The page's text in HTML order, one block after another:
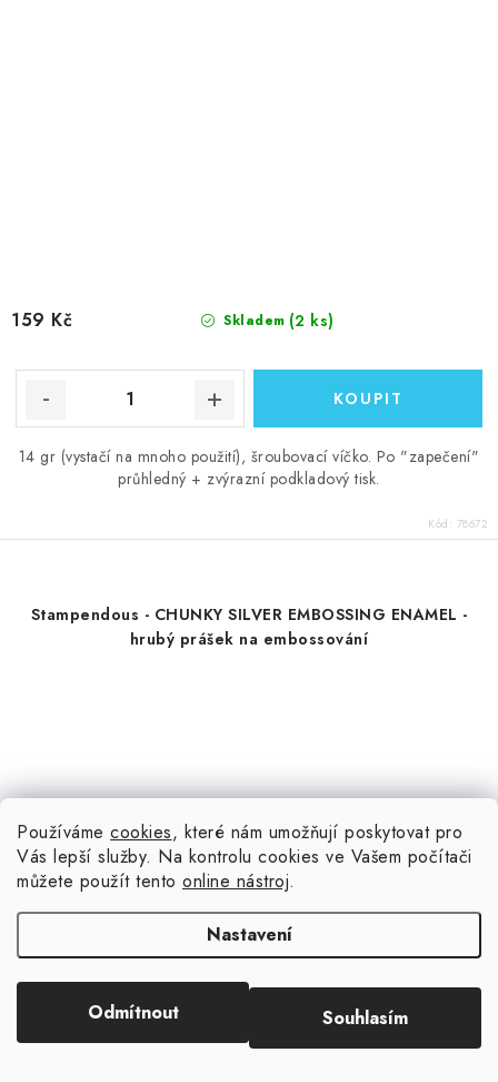
Používáme cookies, které nám umožňují poskytovat pro
Vás lepší služby. Na kontrolu cookies ve Vašem počítači
můžete použít tento online nástroj.
Nastavení
Odmítnout Souhlasím
Skladem (2 ks)
159 Kč
14 gr (vystačí na mnoho použití), šroubovací víčko. Po "zapečení"
průhledný + zvýrazní podkladový tisk.
Kód: 78672
Stampendous - CHUNKY SILVER EMBOSSING ENAMEL -
hrubý prášek na embossování